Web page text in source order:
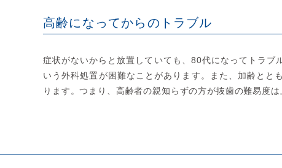
高齢になってからのトラブル
症状がないからと放置していても、80代になってトラブ
いう外科処置が困難なことがあります。また、加齢とと
ります。つまり、高齢者の親知らずの方が抜歯の難易度は